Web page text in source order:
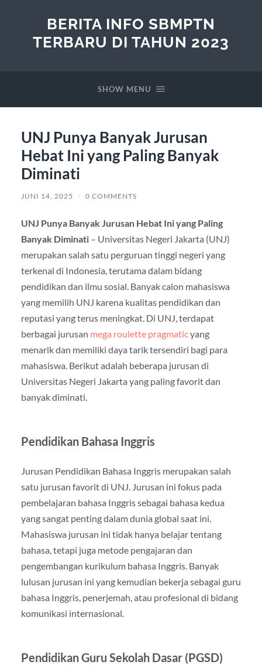
BERITA INFO SBMPTN
TERBARU DI TAHUN 2023
SHOW MENU
UNJ Punya Banyak Jurusan
Hebat Ini yang Paling Banyak
Diminati
JUNI 14, 2025 / 0 COMMENTS
UNJ Punya Banyak Jurusan Hebat Ini yang Paling
Banyak Diminati– Universitas Negeri Jakarta (UNJ)
merupakan salah satu perguruan tinggi negeri yang
terkenal di Indonesia, terutama dalam bidang
pendidikan dan ilmu sosial. Banyak calon mahasiswa
yang memilih UNJ karena kualitas pendidikan dan
reputasi yang terus meningkat. Di UNJ, terdapat
berbagai jurusan mega roulette pragmaticyang
menarik dan memiliki daya tarik tersendiri bagi para
mahasiswa. Berikut adalah beberapa jurusan di
Universitas Negeri Jakarta yang paling favorit dan
banyak diminati.
Pendidikan Bahasa Inggris
Jurusan Pendidikan Bahasa Inggris merupakan salah
satu jurusan favorit di UNJ. Jurusan ini fokus pada
pembelajaran bahasa Inggris sebagai bahasa kedua
yang sangat penting dalam dunia global saat ini.
Mahasiswa jurusan ini tidak hanya belajar tentang
bahasa, tetapi juga metode pengajaran dan
pengembangan kurikulum bahasa Inggris. Banyak
lulusan jurusan ini yang kemudian bekerja sebagai guru
bahasa Inggris, penerjemah, atau profesional di bidang
komunikasi internasional.
Pendidikan Guru Sekolah Dasar (PGSD)